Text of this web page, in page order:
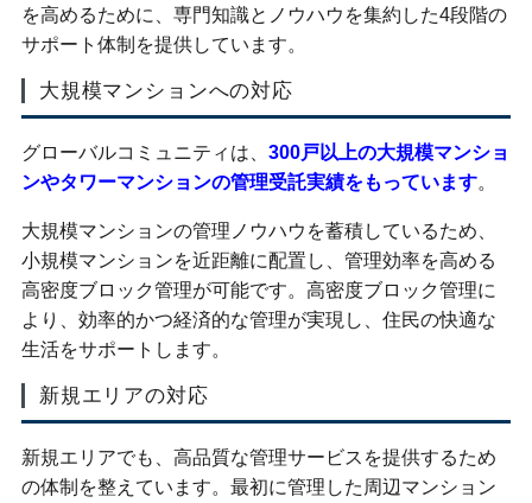
を高めるために、専門知識とノウハウを集約した4段階の
サポート体制を提供しています。
大規模マンションへの対応
グローバルコミュニティは、 300戸以上の大規模マンショ
ンやタワーマンションの管理受託実績をもっています。
大規模マンションの管理ノウハウを蓄積しているため、
小規模マンションを近距離に配置し、管理効率を高める
高密度ブロック管理が可能です。高密度ブロック管理に
より、効率的かつ経済的な管理が実現し、住民の快適な
生活をサポートします。
新規エリアの対応
新規エリアでも、高品質な管理サービスを提供するため
の体制を整えています。最初に管理した周辺マンション